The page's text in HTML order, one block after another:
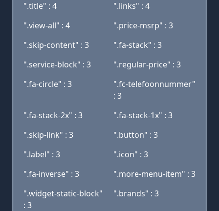
".title" : 4
".links" : 4
".view-all" : 4
".price-msrp" : 3
".skip-content" : 3
".fa-stack" : 3
".service-block" : 3
".regular-price" : 3
".fa-circle" : 3
".fc-telefoonnummer"
: 3
".fa-stack-2x" : 3
".fa-stack-1x" : 3
".skip-link" : 3
".button" : 3
".label" : 3
".icon" : 3
".fa-inverse" : 3
".more-menu-item" : 3
".widget-static-block"
: 3
".brands" : 3